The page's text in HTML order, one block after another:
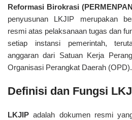
Reformasi Birokrasi
penyusunan LKJIP merupakan
resmi atas pelaksanaan tugas dan
setiap instansi pemerintah,
anggaran dari Satuan Kerja
Organisasi Perangkat Daerah (OPD).
Definisi dan Fungsi
LKJIP adalah dokumen resmi